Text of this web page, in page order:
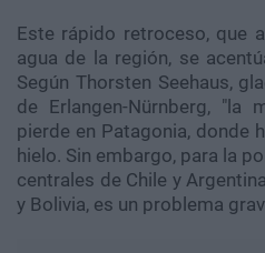
Este rápido retroceso, que
agua de la región, se
Según Thorsten Seehaus,
de Erlangen-Nürnberg, "la
pierde en Patagonia, donde
hielo. Sin embargo, para la
centrales de Chile y
y Bolivia, es un problema